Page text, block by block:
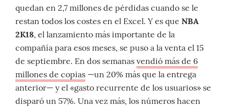
quedan en 2,7 millones de pérdidas cuando se le
restan todos los costes en el Excel. Y es que NBA
2K18, el lanzamiento más importante de la
compañía para esos meses, se puso a la venta el 15
de septiembre. En dos semanas vendió más de 6
millones de copias —un 20% más que la entrega
anterior— y el «gasto recurrente de los usuarios» se
disparó un 57%. Una vez más, los números hacen